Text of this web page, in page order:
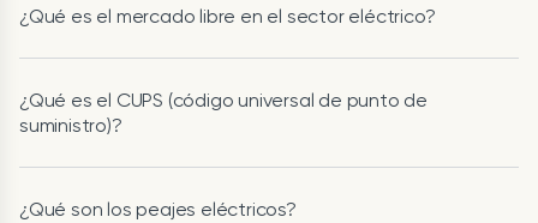
¿Qué es el mercado libre en el sector eléctrico?
¿Qué es el CUPS (código universal de punto de
suministro)?
¿Qué son los peajes eléctricos?